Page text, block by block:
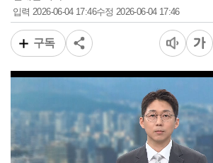
입력2026-06-04 17:46수정 2026-06-04 17:46
구독